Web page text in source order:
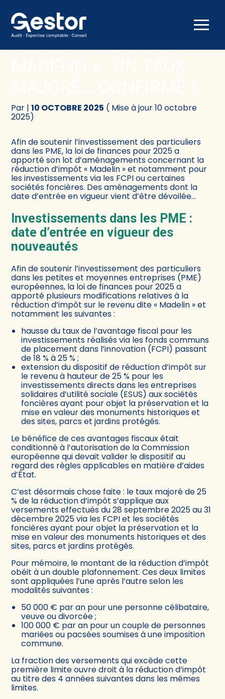
Aller
au
Créer et reprendre une activité
Gérer votre quotidien
Être prêt pour la facturation électronique
Comptabilité
Fiscalité
Juridique
Conseil
RÉDUCTION D’IMPÔT «
Par |10 OCTOBRE 2025 ( Mise à jour 10 octobre
2025)
Afin de soutenir l’investissement des particuliers
dans les PME, la loi de finances pour 2025 a
apporté son lot d’aménagements concernant la
réduction d’impôt « Madelin » et notamment pour
les investissements via les FCPI ou certaines
sociétés foncières. Des aménagements dont la
date d’entrée en vigueur vient d’être dévoilée…
Investissements dans les PME :
date d’entrée en vigueur des
nouveautés
Afin de soutenir l’investissement des particuliers
dans les petites et moyennes entreprises (PME)
européennes, la loi de finances pour 2025 a
apporté plusieurs modifications relatives à la
réduction d’impôt sur le revenu dite « Madelin » et
notamment les suivantes :
hausse du taux de l’avantage fiscal pour les
investissements réalisés via les fonds communs
de placement dans l’innovation (FCPI) passant
de 18 % à 25 % ;
extension du dispositif de réduction d’impôt sur
le revenu à hauteur de 25 % pour les
investissements directs dans les entreprises
solidaires d’utilité sociale (ESUS) aux sociétés
foncières ayant pour objet la préservation et la
mise en valeur des monuments historiques et
des sites, parcs et jardins protégés.
Le bénéfice de ces avantages fiscaux était
conditionné à l’autorisation de la Commission
européenne qui devait valider le dispositif au
regard des règles applicables en matière d’aides
d’État.
C’est désormais chose faite : le taux majoré de 25
% de la réduction d’impôt s’applique aux
versements effectués du 28 septembre 2025 au 31
décembre 2025 via les FCPI et les sociétés
foncières ayant pour objet la préservation et la
mise en valeur des monuments historiques et des
sites, parcs et jardins protégés.
Pour mémoire, le montant de la réduction d’impôt
obéit à un double plafonnement. Ces deux limites
sont appliquées l’une après l’autre selon les
modalités suivantes :
50 000 € par an pour une personne célibataire,
veuve ou divorcée ;
100 000 € par an pour un couple de personnes
mariées ou pacsées soumises à une imposition
commune.
La fraction des versements qui excède cette
première limite ouvre droit à la réduction d’impôt
au titre des 4 années suivantes dans les mêmes
limites.